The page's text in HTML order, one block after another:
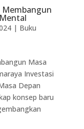
| Buku
Masa
Investasi
Depan
konsep baru